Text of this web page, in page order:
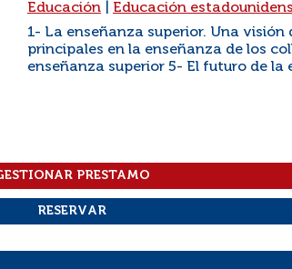
Educación Educación
1- La enseñanza superior. Una
principales en la enseñanza de los
enseñanza superior 5- El futuro de la